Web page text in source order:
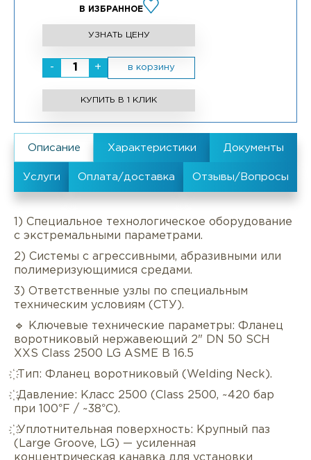
В ИЗБРАННОЕ
УЗНАТЬ ЦЕНУ
- + в корзину
КУПИТЬ В 1 КЛИК
Описание Характеристики
1) Специальное технологическое оборудование
с экстремальными параметрами.
2) Системы с агрессивными, абразивными или
полимеризующимися средами.
3) Ответственные узлы по специальным
техническим условиям (СТУ).
🔹 Ключевые технические параметры: Фланец
воротниковый нержавеющий 2" DN 50 SCH
XXS Class 2500 LG ASME B 16.5
҉ Тип: Фланец воротниковый (Welding Neck).
҉ Давление: Класс 2500 (Class 2500, ~420 бар
при 100°F / ~38°C).
҉ Уплотнительная поверхность: Крупный паз
(Large Groove, LG) — усиленная
концентрическая канавка для установки